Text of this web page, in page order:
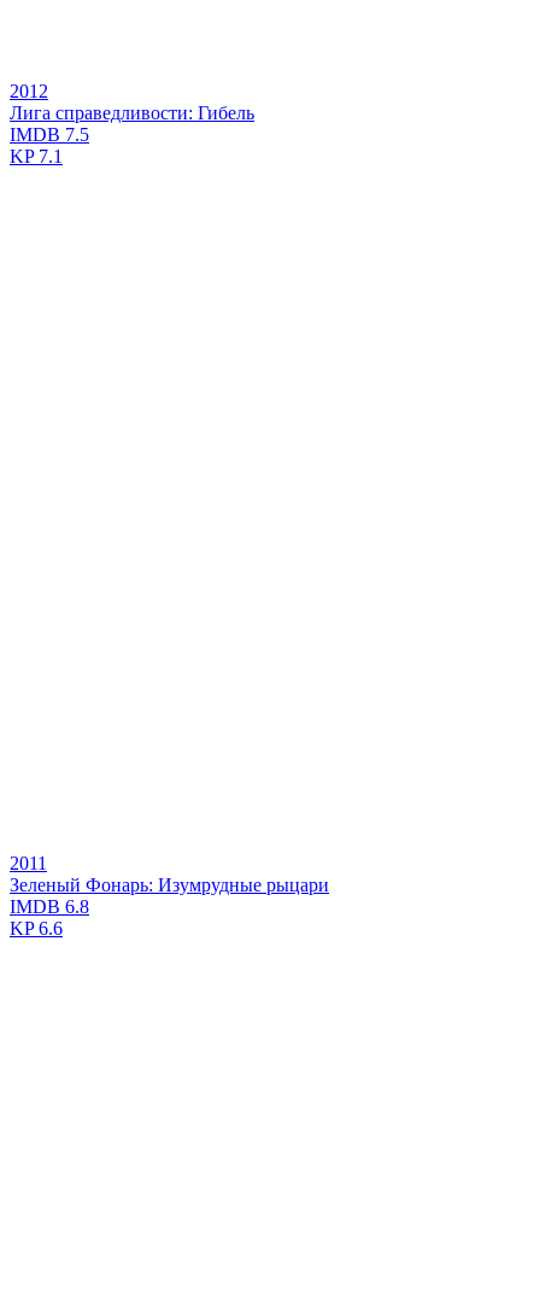
2012
Лига справедливости: Гибель
IMDB 7.5
KP7.1
2011
Зеленый Фонарь: Изумрудные рыцари
IMDB 6.8
KP6.6